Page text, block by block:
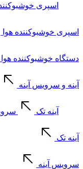
اسپری
اسپری خوشبوکننده هوا
دستگاه خوشبوکننده هوا
آینه و سرویس آینه
آینه تک
آینه تک
سرویس آینه